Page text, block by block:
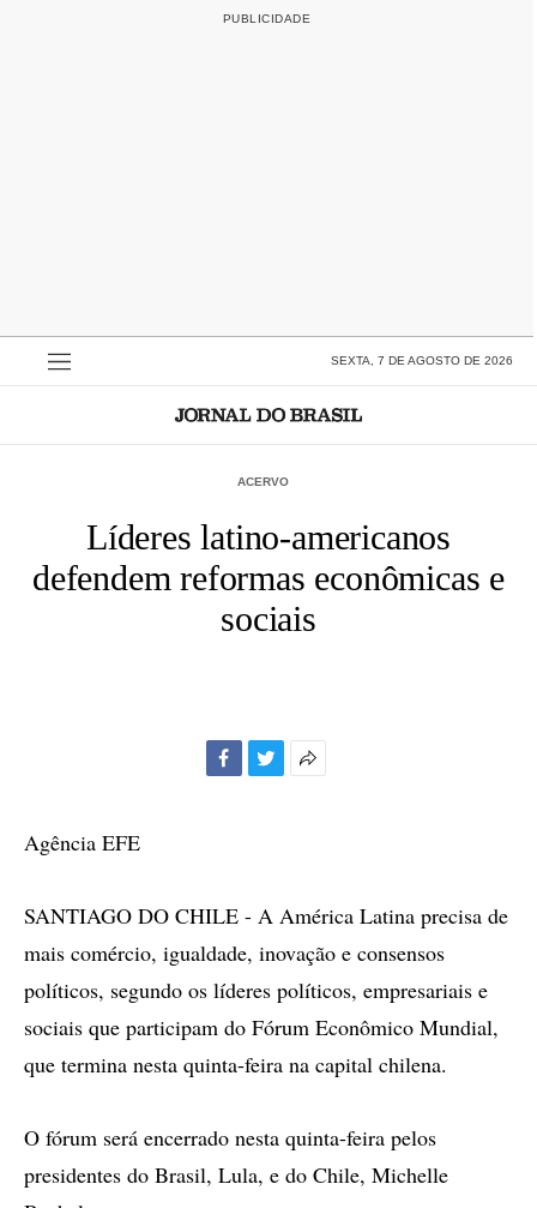
SEXTA, 7 DE AGOSTO DE 2026
ACERVO
Líderes latino-americanos
defendem reformas econômicas e
sociais
Agência EFE
SANTIAGO DO CHILE - A América Latina precisa de
mais comércio, igualdade, inovação e consensos
políticos, segundo os líderes políticos, empresariais e
sociais que participam do Fórum Econômico Mundial,
que termina nesta quinta-feira na capital chilena.
O fórum será encerrado nesta quinta-feira pelos
presidentes do Brasil, Lula, e do Chile, Michelle